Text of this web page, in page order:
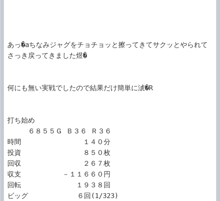
あっ�aちなみジャグをチョチョッと擦ってきてサクッとやられて
さっき戻ってきました煜�
何にも無い実戦でしたので結果だけ簡単に淲�R
打ち始め
６８５５Ｇ Ｂ３６ Ｒ３６
時間　　　　　　　　　１４０分
投資　　　　　　　　　８５０枚
回収　　　　　　　　　２６７枚
収支　　　　　　－１１６６０円
回転　　　　　　　　１９３８回
ビッグ 　　　 　　　６回(1/323)